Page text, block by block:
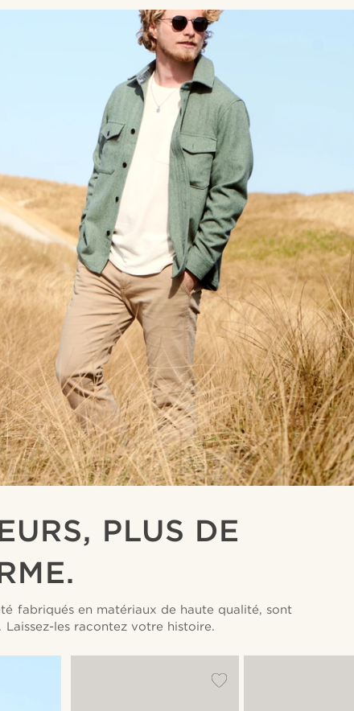
PLUS DE
fabriqués en matériaux de haute qualité, sont
les racontez votre histoire.